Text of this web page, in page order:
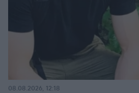
08.08.2026, 12:18